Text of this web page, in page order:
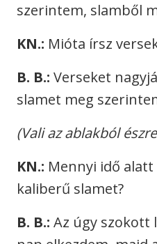
szerintem, slamből
KN.: Mióta írsz
B. B.: Verseket
slamet meg
(Vali az ablakból
KN.: Mennyi idő
kaliberű slamet?
B. B.: Az úgy szokott